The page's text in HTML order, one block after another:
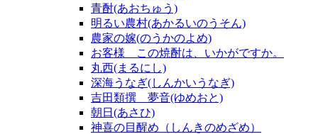
青酎(あおちゅう)
明るい農村(あかるいのうそん)
農家の嫁(のうかのよめ)
お客様 この焼酎は、いかがですか。
丸西(まるにし)
深海うなぎ(しんかいうなぎ)
吉田類撰 夢音(ゆめおと)
朝日(あさひ)
神喜の目醒め（しんきのめざめ）